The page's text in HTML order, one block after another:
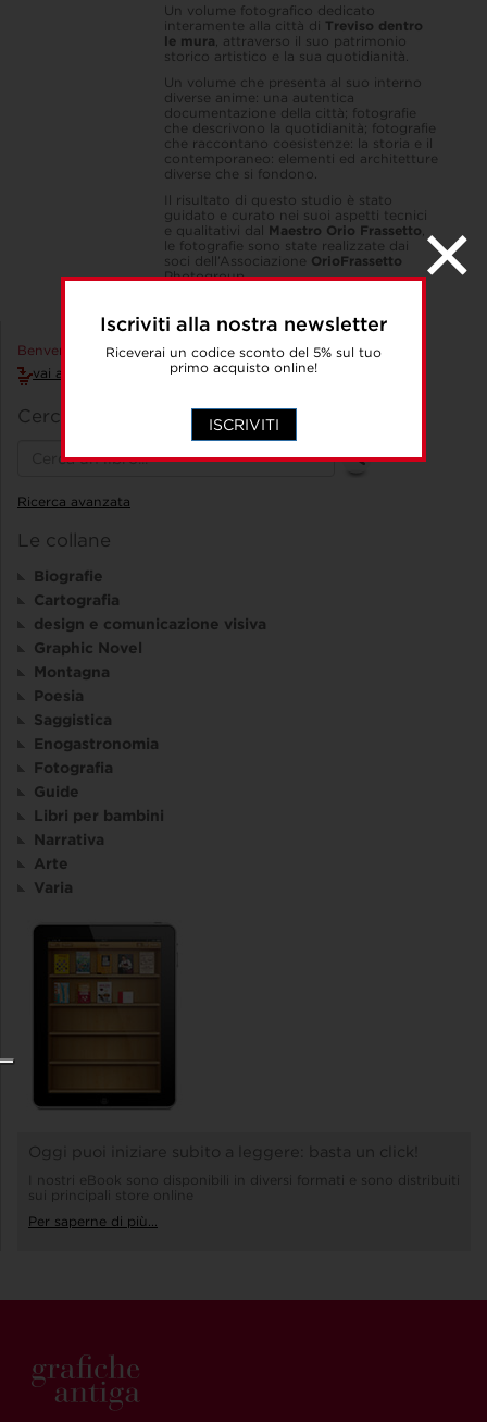
Iscriviti alla nostra newsletter
Riceverai un codice sconto del 5% sul tuo
primo acquisto online!
ISCRIVITI
Un volume fotografico dedicato
interamente alla città di Treviso dentro
le mura , attraverso il suo patrimonio
storico artistico e la sua quotidianità.
Un volume che presenta al suo interno
diverse anime: una autentica
documentazione della città; fotografie
che descrivono la quotidianità; fotografie
che raccontano coesistenze: la storia e il
contemporaneo: elementi ed architetture
diverse che si fondono.
Il risultato di questo studio è stato
guidato e curato nei suoi aspetti tecnici
e qualitativi dal Maestro Orio Frassetto
le fotografie sono state realizzate dai
soci dell’Associazione OrioFrassetto
Photogroup.
Benvenuto Accedi!
vai al carrello
Cerca un libro
Ricerca avanzata
Le collane
Biografie
Cartografia
design e comunicazione visiva
Graphic Novel
Montagna
Poesia
Saggistica
Enogastronomia
Fotografia
Guide
Libri per bambini
Narrativa
Arte
Varia
Oggi puoi iniziare subito a leggere: basta un click!
I nostri eBook sono disponibili in diversi formati e sono distribuiti
sui principali store online
Per saperne di più...